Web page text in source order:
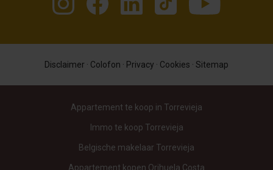
Disclaimer · Colofon · Privacy · Cookies · Sitemap
Appartement te koop in Torrevieja
Immo te koop Torrevieja
Belgische makelaar Torrevieja
Appartement kopen Orihuela Costa